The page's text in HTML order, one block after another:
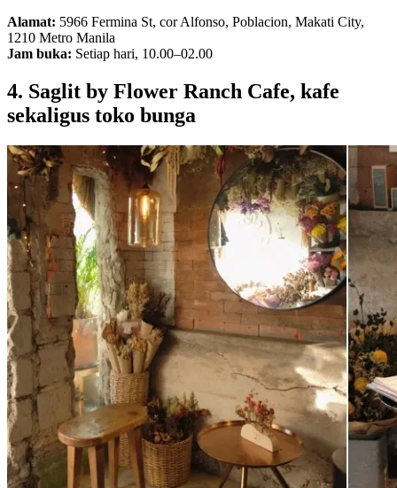
Alamat: 5966 Fermina St, cor Alfonso, Poblacion, Makati City,
1210 Metro Manila
Jam buka: Setiap hari, 10.00–02.00
4. Saglit by Flower Ranch Cafe, kafe
sekaligus toko bunga